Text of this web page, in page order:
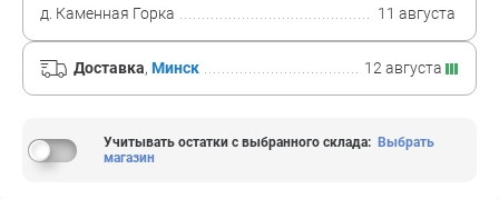
д. Каменная Горка
11 августа
Доставка, Минск 12 августа
Учитывать остатки с выбранного склада: Выбрать
магазин